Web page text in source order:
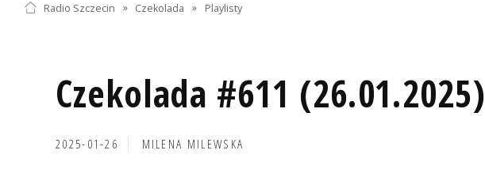
Radio Szczecin » Czekolada » Playlisty
Czekolada #611 (26.01.2025)
2025-01-26 MILENA MILEWSKA